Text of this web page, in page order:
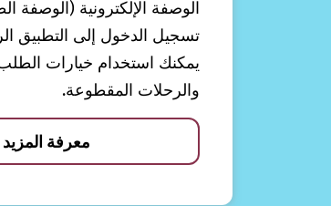
الوصفة الإلكترونية (الوصفة
تسجيل الدخول إلى التطبيق
يمكنك استخدام خيارات
والرحلات المقطوعة.
معرفة المزيد